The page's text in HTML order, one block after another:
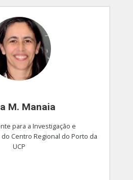
M. Manaia
para a Investigação e
Centro Regional do Porto da
UCP